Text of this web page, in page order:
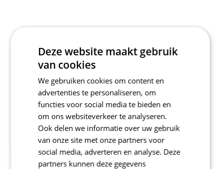
Deze website maakt gebruik
van cookies
We gebruiken cookies om content en
advertenties te personaliseren, om
functies voor social media te bieden en
om ons websiteverkeer te analyseren.
Ook delen we informatie over uw gebruik
van onze site met onze partners voor
social media, adverteren en analyse. Deze
partners kunnen deze gegevens